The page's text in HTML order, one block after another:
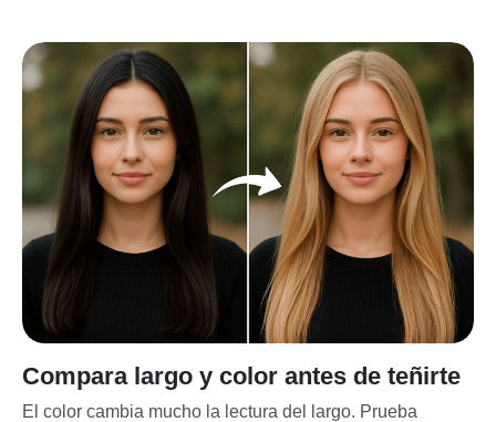
Compara largo y color antes de teñirte
El color cambia mucho la lectura del largo. Prueba